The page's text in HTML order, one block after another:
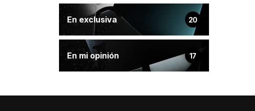
En exclusiva 20
En mi opinión 17